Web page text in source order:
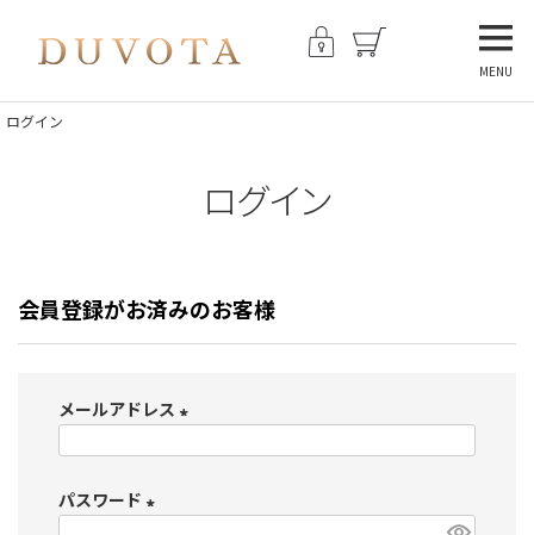
MENU
ログイン
ログイン
会員登録がお済みのお客様
メールアドレス
(
須
パスワード